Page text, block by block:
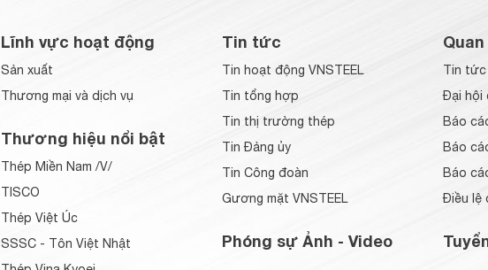
Lĩnh vực hoạt động
Sản xuất
Thương mại và dịch vụ
Thương hiệu nổi bật
Thép Miền Nam /V/
TISCO
Thép Việt Úc
SSSC - Tôn Việt Nhật
Tin tức
Tin hoạt động VNSTEEL
Tin tổng hợp
Tin thị trường thép
Tin Đảng ủy
Tin Công đoàn
Gương mặt VNSTEEL
Phóng sự Ảnh - Video
Tin tức
Đại hội
Báo
Báo
Báo
Điều lệ